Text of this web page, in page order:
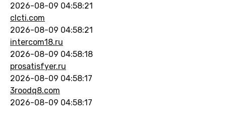
2026-08-09 04:58:21
clcti.com
2026-08-09 04:58:21
intercom18.ru
2026-08-09 04:58:18
prosatisfyer.ru
2026-08-09 04:58:17
3roodq8.com
2026-08-09 04:58:17